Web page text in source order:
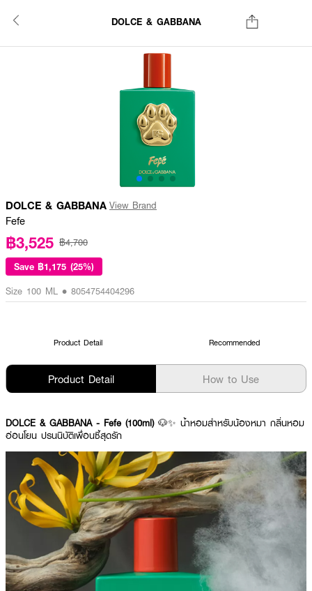
DOLCE & GABBANA
DOLCE & GABBANA View Brand
Fefe
฿3,525 ฿4,700
Save ฿1,175 (25%)
Size 100 ML • 8054754404296
Product Detail Recommended
Product Detail How to Use
DOLCE & GABBANA - Fefe (100ml) 🐶✨ น้ำหอมสำหรับน้องหมา กลิ่นหอม
อ่อนโยน ปรนนิบัติเพื่อนซี้สุดรัก